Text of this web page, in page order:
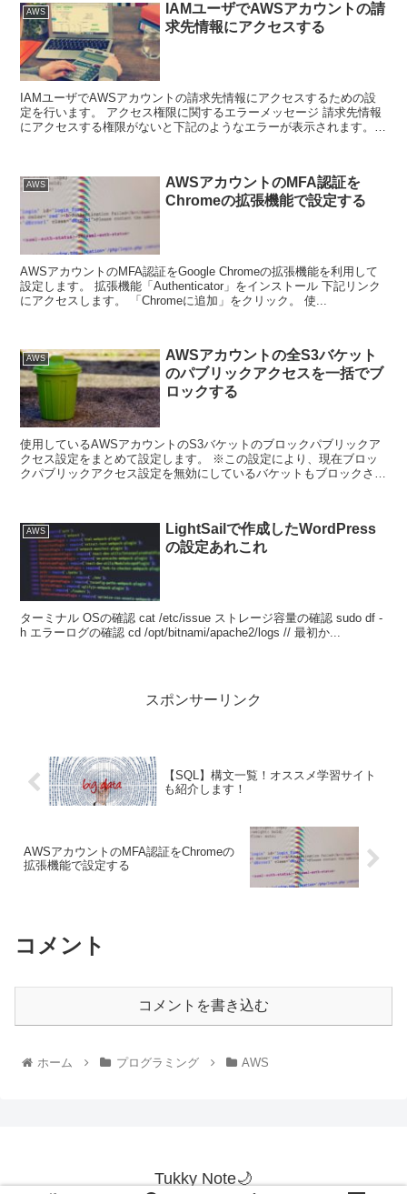
AWS
IAMユーザでAWSアカウントの請
求先情報にアクセスする
IAMユーザでAWSアカウントの請求先情報にアクセスするための設
定を行います。 アクセス権限に関するエラーメッセージ 請求先情報
にアクセスする権限がないと下記のようなエラーが表示されます。
AWS
AWSアカウントのMFA認証を
Chromeの拡張機能で設定する
AWSアカウントのMFA認証をGoogle Chromeの拡張機能を利用して
設定します。 拡張機能「Authenticator」をインストール 下記リンク
にアクセスします。 「Chromeに追加」をクリック。 使...
AWS
AWSアカウントの全S3バケット
のパブリックアクセスを一括でブ
ロックする
使用しているAWSアカウントのS3バケットのブロックパブリックア
クセス設定をまとめて設定します。 ※この設定により、現在ブロッ
クパブリックアクセス設定を無効にしているバケットもブロックされ
AWS
LightSailで作成したWordPress
の設定あれこれ
ターミナル OSの確認 cat /etc/issue ストレージ容量の確認 sudo df -
h エラーログの確認 cd /opt/bitnami/apache2/logs // 最初か...
スポンサーリンク
【SQL】構文一覧！オススメ学習サイト
も紹介します！
AWSアカウントのMFA認証をChromeの
拡張機能で設定する
コメント
コメントを書き込む
ホーム プログラミング AWS
Tukky Note🌙